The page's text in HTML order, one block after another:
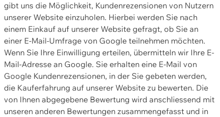
gibt uns die Möglichkeit, Kundenrezensionen von Nutzern
unserer Website einzuholen. Hierbei werden Sie nach
einem Einkauf auf unserer Website gefragt, ob Sie an
einer E-Mail-Umfrage von Google teilnehmen möchten.
Wenn Sie Ihre Einwilligung erteilen, übermitteln wir Ihre E-
Mail-Adresse an Google. Sie erhalten eine E-Mail von
Google Kundenrezensionen, in der Sie gebeten werden,
die Kauferfahrung auf unserer Website zu bewerten. Die
von Ihnen abgegebene Bewertung wird anschliessend mit
unseren anderen Bewertungen zusammengefasst und in